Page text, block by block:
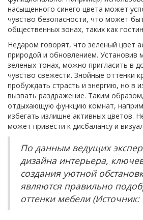
насыщенного синего цвета может
чувство безопасности, что может
общественных зонах, таких как
Недаром говорят, что зеленый цвет
природой и обновлением. Установив
зеленых тонах, можно пригласить в
чувство свежести. Знойные оттенки
пробуждать страсть и энергию, но в
вызвать раздражение. Таким
отдыхающую функцию комнат,
избегать излишне активных цветов.
может привести к дисбалансу и
По данным ведущих
дизайна интерьера,
создания уютной
являются правильно
оттенки мебели (Источник: